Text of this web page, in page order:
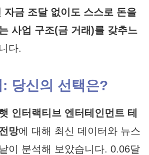
자금 조달 없이도 스스로 돈을
사업 구조(금 거래)를 갖추느
다.
: 당신의 선택은?
인터랙티브 엔터테인먼트 테
망에 대해 최신 데이터와 뉴스
이 분석해 보았습니다. 0.06달